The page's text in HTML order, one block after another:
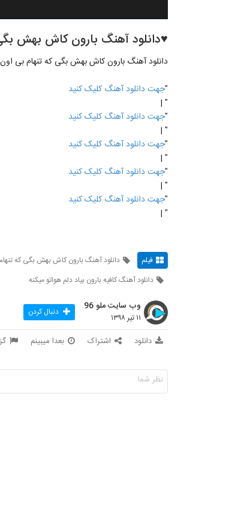
♥دانلود آهنگ بارون کاش بهش
دانلود آهنگ بارون کاش بهش بگی که تنهام بی اون
"جهت دانلود آهنگ کلیک کنید
" |
"جهت دانلود آهنگ کلیک کنید
" |
"جهت دانلود آهنگ کلیک کنید
" |
"جهت دانلود آهنگ کلیک کنید
" |
"جهت دانلود آهنگ کلیک کنید
" |
فیلم دانلود آهنگ بارون کاش بهش بگی که
دانلود آهنگ کافیه بارون بیاد دلم هواتو میکنه
وب سایت ملو 96
۱۱ تیر ۱۳۹۸ دنبال کردن
دانلود اشتراک بعدا میبینم